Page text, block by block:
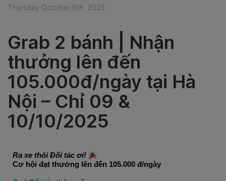
Thursday October 9th, 2025
Grab 2 bánh | Nhận
thưởng lên đến
105.000đ/ngày tại Hà
Nội – Chỉ 09 &
10/10/2025
Ra xe thôi Đối tác ơi!
Cơ hội đạt thưởng lên đến 105.000 đ/ngày